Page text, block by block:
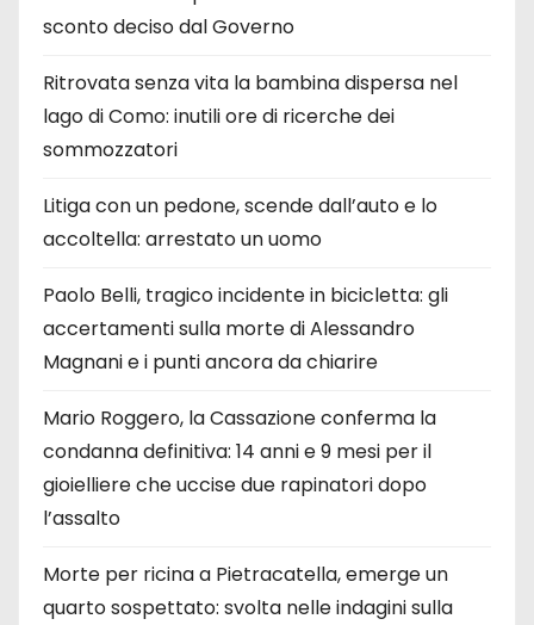
sconto deciso dal Governo
Ritrovata senza vita la bambina dispersa nel
lago di Como: inutili ore di ricerche dei
sommozzatori
Litiga con un pedone, scende dall’auto e lo
accoltella: arrestato un uomo
Paolo Belli, tragico incidente in bicicletta: gli
accertamenti sulla morte di Alessandro
Magnani e i punti ancora da chiarire
Mario Roggero, la Cassazione conferma la
condanna definitiva: 14 anni e 9 mesi per il
gioielliere che uccise due rapinatori dopo
l’assalto
Morte per ricina a Pietracatella, emerge un
quarto sospettato: svolta nelle indagini sulla